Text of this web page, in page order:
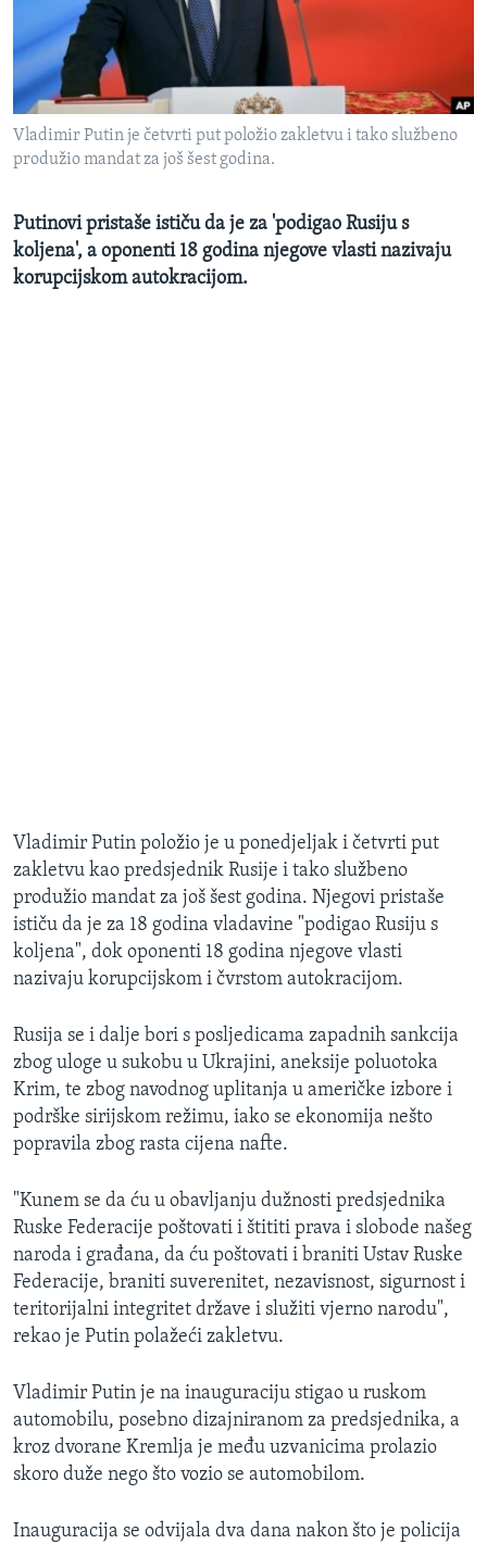
MAGAZIN
O GLASU AMERIKE
Learning English
Jezici
Vladimir Putin je četvrti put položio zakletvu i tako službeno
produžio mandat za još šest godina.
Putinovi pristaše ističu da je za 'podigao Rusiju s
koljena', a oponenti 18 godina njegove vlasti nazivaju
korupcijskom autokracijom.
Vladimir Putin položio je u ponedjeljak i četvrti put
zakletvu kao predsjednik Rusije i tako službeno
produžio mandat za još šest godina. Njegovi pristaše
ističu da je za 18 godina vladavine "podigao Rusiju s
koljena", dok oponenti 18 godina njegove vlasti
nazivaju korupcijskom i čvrstom autokracijom.
Rusija se i dalje bori s posljedicama zapadnih sankcija
zbog uloge u sukobu u Ukrajini, aneksije poluotoka
Krim, te zbog navodnog uplitanja u američke izbore i
podrške sirijskom režimu, iako se ekonomija nešto
popravila zbog rasta cijena nafte.
"Kunem se da ću u obavljanju dužnosti predsjednika
Ruske Federacije poštovati i štititi prava i slobode našeg
naroda i građana, da ću poštovati i braniti Ustav Ruske
Federacije, braniti suverenitet, nezavisnost, sigurnost i
teritorijalni integritet države i služiti vjerno narodu",
rekao je Putin polažeći zakletvu.
Vladimir Putin je na inauguraciju stigao u ruskom
automobilu, posebno dizajniranom za predsjednika, a
kroz dvorane Kremlja je među uzvanicima prolazio
skoro duže nego što vozio se automobilom.
Inauguracija se odvijala dva dana nakon što je policija